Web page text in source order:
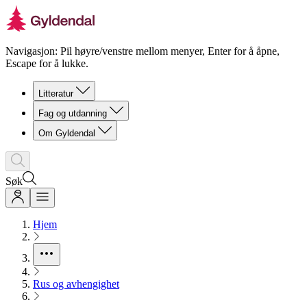
Navigasjon: Pil høyre/venstre mellom menyer, Enter for å åpne,
Escape for å lukke.
Litteratur
Fag og utdanning
Om Gyldendal
Søk
Hjem
Rus og avhengighet